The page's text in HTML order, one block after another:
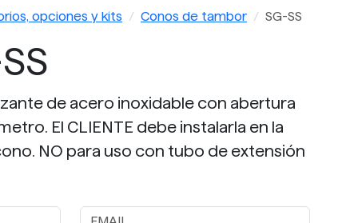
opciones y kits Conos de tambor SG-SS
de acero inoxidable con abertura
El CLIENTE debe instalarla en la
NO para uso con tubo de extensión